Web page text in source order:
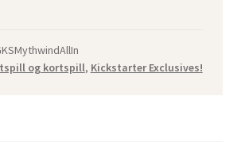
og kortspill, Kickstarter Exclusives!